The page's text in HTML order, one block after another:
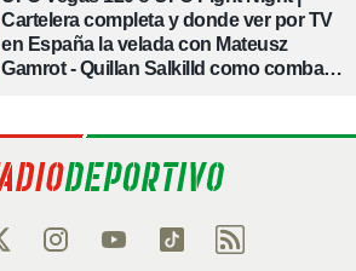
Cartelera completa y donde ver por TV
en España la velada con Mateusz
Gamrot - Quillan Salkilld como combate